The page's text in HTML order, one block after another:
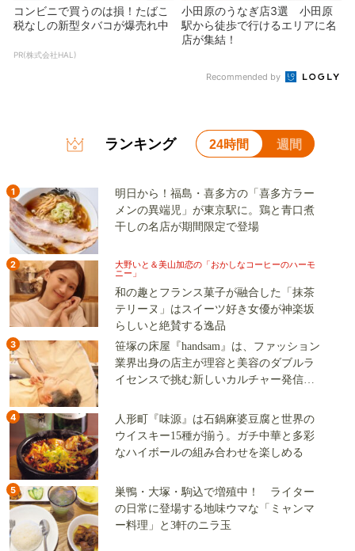
コンビニで買うのは損！たばこ
税なしの新型タバコが爆売れ中
PR(株式会社HAL)
小田原のうなぎ店3選 小田原
駅から徒歩で行けるエリアに名
店が集結！
Recommended by
ランキング 24時間 週間
1
明日から！福島・喜多方の「喜多方ラー
メンの異端児」が東京駅に。鶏と青口煮
干しの名店が期間限定で登場
2
大野いと＆美山加恋の「おかしなコーヒーのハーモ
ニー」
和の趣とフランス菓子が融合した「抹茶
テリーヌ」はスイーツ好き女優が神楽坂
らしいと絶賛する逸品
3
笹塚の床屋『handsam』は、ファッション
業界出身の店主が理容と美容のダブルラ
イセンスで挑む新しいカルチャー発信基
4
人形町『味源』は石鍋麻婆豆腐と世界の
ウイスキー15種が揃う。ガチ中華と多彩
なハイボールの組み合わせを楽しめる
5
巣鴨・大塚・駒込で増殖中！ ライター
の日常に登場する地味ウマな「ミャンマ
ー料理」と3軒のニラ玉